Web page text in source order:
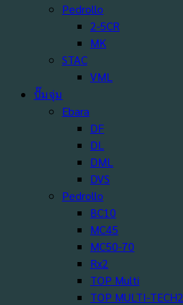
Pedrollo
2-5CR
MK
STAC
VML
ปั๊มจุ่ม
Ebara
DF
DL
DML
DVS
Pedrollo
BC10
MC45
MC50-70
Rx2
TOP Multi
TOP MULTI-TECH2